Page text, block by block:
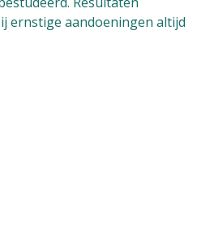
ernstige aandoeningen altijd